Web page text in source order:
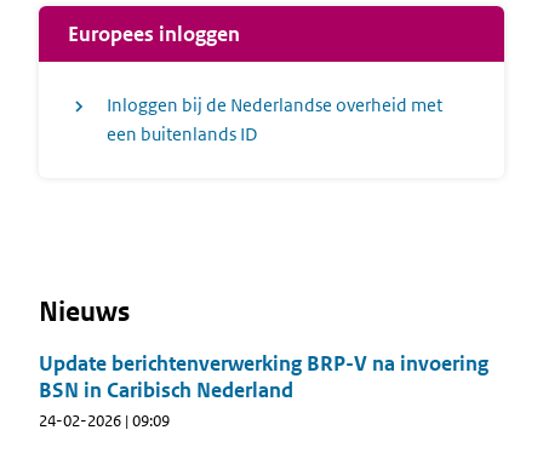
Europees inloggen
Inloggen bij de Nederlandse overheid met
een buitenlands ID
Nieuws
Update berichtenverwerking BRP-V na invoering
BSN in Caribisch Nederland
24-02-2026 | 09:09